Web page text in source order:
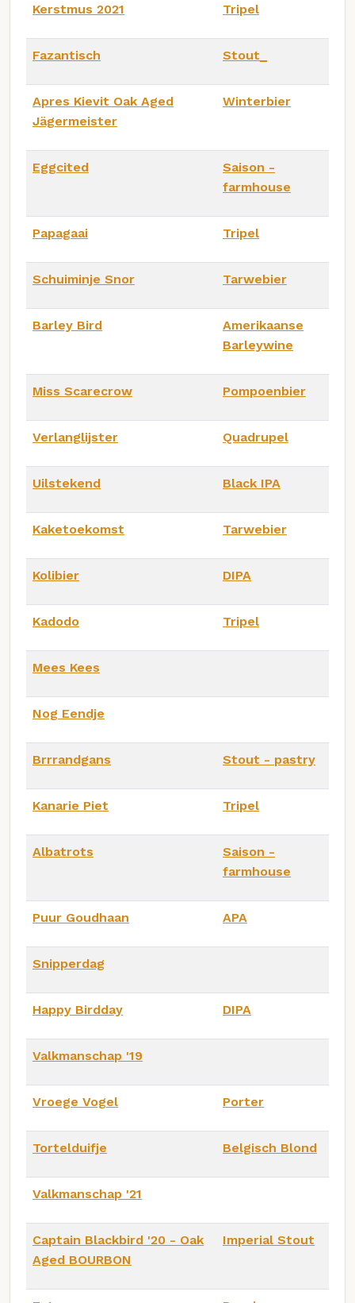
Kerstmus 2021 Tripel
Fazantisch Stout_
Apres Kievit Oak Aged
Jägermeister
Winterbier
Eggcited
Saison -
farmhouse
Papagaai Tripel
Schuiminje Snor Tarwebier
Barley Bird
Amerikaanse
Barleywine
Miss Scarecrow Pompoenbier
Verlanglijster Quadrupel
Uilstekend Black IPA
Kaketoekomst Tarwebier
Kolibier DIPA
Kadodo Tripel
Mees Kees
Nog Eendje
Brrrandgans Stout - pastry
Kanarie Piet Tripel
Albatrots
Saison -
farmhouse
Puur Goudhaan APA
Snipperdag
Happy Birdday DIPA
Valkmanschap '19
Vroege Vogel Porter
Tortelduifje Belgisch Blond
Valkmanschap '21
Captain Blackbird '20 - Oak
Aged BOURBON
Imperial Stout